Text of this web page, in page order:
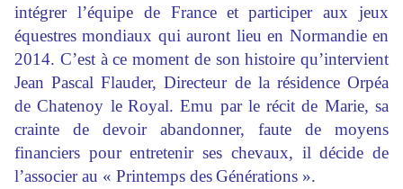
intégrer l’équipe de France et participer aux jeux
équestres mondiaux qui auront lieu en Normandie en
2014. C’est à ce moment de son histoire qu’intervient
Jean Pascal Flauder, Directeur de la résidence Orpéa
de Chatenoy le Royal. Emu par le récit de Marie, sa
crainte de devoir abandonner, faute de moyens
financiers pour entretenir ses chevaux, il décide de
l’associer au « Printemps desGénérations ».